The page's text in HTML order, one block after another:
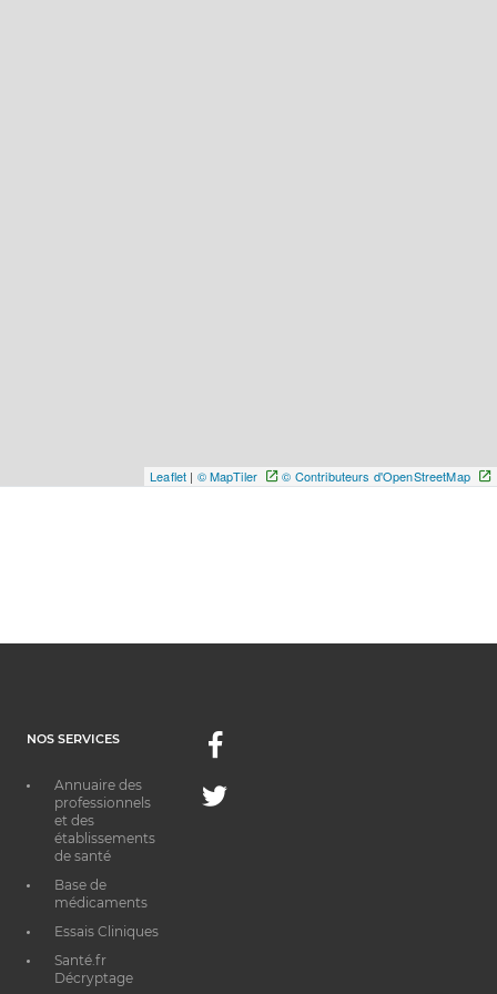
Leaflet | © MapTiler © Contributeurs d'OpenStreetMap
NOS SERVICES
Annuaire des
professionnels
et des
établissements
de santé
Base de
médicaments
Essais Cliniques
Santé.fr
Décryptage
Facebook
Twitter